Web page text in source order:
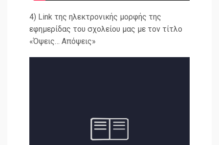
4) Link της ηλεκτρονικής μορφής της
εφημερίδας του σχολείου μας με τον τίτλο
«Όψεις… Απόψεις»